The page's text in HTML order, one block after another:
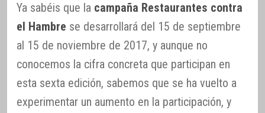
Ya sabéis que la campaña Restaurantes contra
el Hambre se desarrollará del 15 de septiembre
al 15 de noviembre de 2017, y aunque no
conocemos la cifra concreta que participan en
esta sexta edición, sabemos que se ha vuelto a
experimentar un aumento en la participación, y